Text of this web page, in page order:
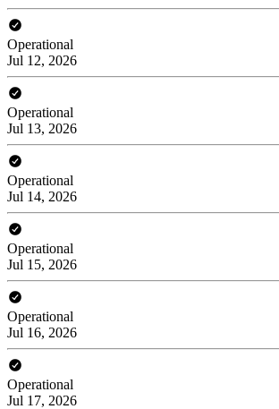
Operational
Jul 12, 2026
Operational
Jul 13, 2026
Operational
Jul 14, 2026
Operational
Jul 15, 2026
Operational
Jul 16, 2026
Operational
Jul 17, 2026